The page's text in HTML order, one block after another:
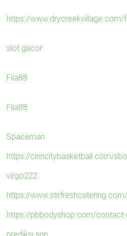
https://www.drycreekvillage.com/
slot gacor
Fila88
Fila88
Spaceman
https://cinncitybasketball.com/
virgo222
https://
https://pbbodyshop.com/
prediksi sgp